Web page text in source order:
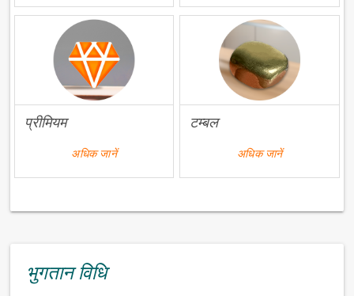
प्रीमियम
अधिक जानें
टम्बल
अधिक जानें
भुगतान विधि